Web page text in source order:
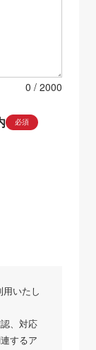
0
必須
用いたし
、対応
するア